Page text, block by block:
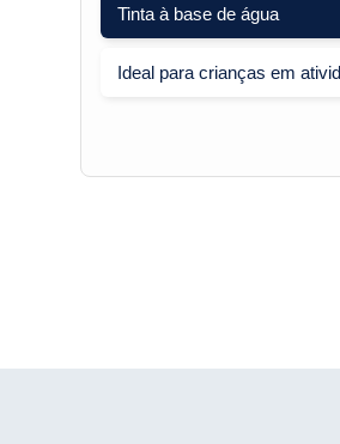
Tinta à base de água
Ideal para crianças em